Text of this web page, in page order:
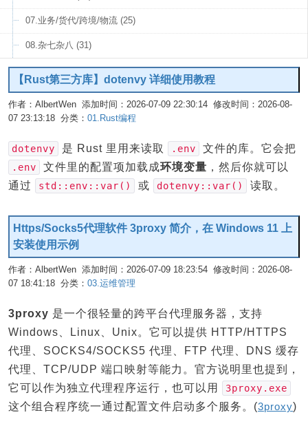
07.业务/货代/跨境/物流 (25)
08.杂七杂八 (31)
【Rust第三方库】dotenvy 详细使用教程
作者：AlbertWen 添加时间：2026-07-09 22:30:14 修改时间：2026-08-
07 23:13:18 分类： 01.Rust编程
dotenvy 是 Rust 里用来读取 .env 文件的库。它会把
.env 文件里的配置项加载成环境变量 ，然后你就可以
通过
std::env::var() 或 dotenvy::var() 读取。
Https/Socks5代理软件 3proxy 简介，在 Windows 11 上
安装使用示例
作者：AlbertWen 添加时间：2026-07-09 18:23:54 修改时间：2026-08-
07 18:41:18 分类： 03.运维管理
3proxy 是一个很轻量的跨平台代理服务器，支持
Windows、Linux、Unix。它可以提供 HTTP/HTTPS
代理、SOCKS4/SOCKS5 代理、FTP 代理、DNS 缓存
代理、TCP/UDP 端口映射等能力。官方说明里也提到，
它可以作为独立代理程序运行，也可以用
3proxy.exe
这个组合程序统一通过配置文件启动多个服务。(3proxy)